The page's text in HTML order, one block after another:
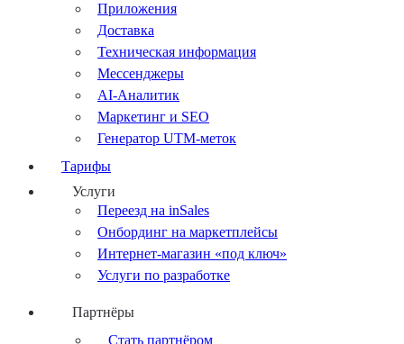
Приложения
Доставка
Техническая информация
Мессенджеры
AI-Аналитик
Маркетинг и SEO
Генератор UTM-меток
Тарифы
Услуги
Переезд на inSales
Онбординг на маркетплейсы
Интернет-магазин «под ключ»
Услуги по разработке
Партнёры
Стать партнёром